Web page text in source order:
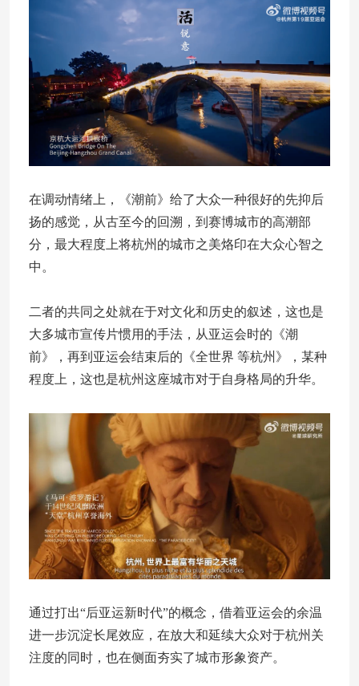
在调动情绪上，《潮前》给了大众一种很好的先抑后
扬的感觉，从古至今的回溯，到赛博城市的高潮部
分，最大程度上将杭州的城市之美烙印在大众心智之
中。
二者的共同之处就在于对文化和历史的叙述，这也是
大多城市宣传片惯用的手法，从亚运会时的《潮
前》，再到亚运会结束后的《全世界 等杭州》，某种
程度上，这也是杭州这座城市对于自身格局的升华。
通过打出“后亚运新时代”的概念，借着亚运会的余温
进一步沉淀长尾效应，在放大和延续大众对于杭州关
注度的同时，也在侧面夯实了城市形象资产。